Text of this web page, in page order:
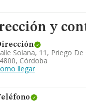
y
Solana, 11, Priego De
Córdoba
llegar